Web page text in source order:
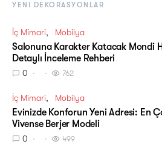
YENI DEKORASYONLAR
İç Mimari Mobilya
Salonuna Karakter Katacak Mondi
Detaylı İnceleme Rehberi
0 762
İç Mimari Mobilya
Evinizde Konforun Yeni Adresi: En
Vivense Berjer Modeli
0 499